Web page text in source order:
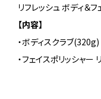
リフレッシュ ボディ＆
【内容】
・ボディスクラブ(320g)
・フェイスポリッシャ